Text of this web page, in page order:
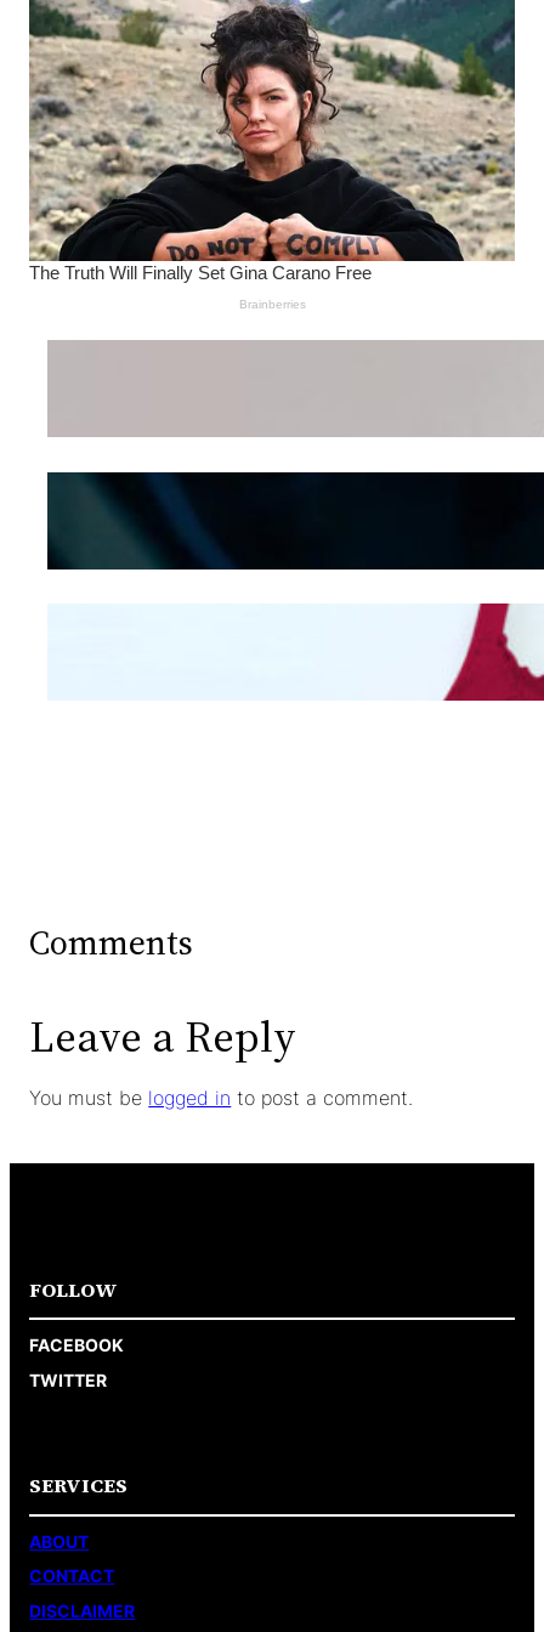
Wanita Pamer Pakaian
Kepribadian
Mengintip Kepribadian
Wanita Dari Warna Bra
Comments
Leave a Reply
You must be logged in to post a comment.
FOLLOW
FACEBOOK
TWITTER
SERVICES
ABOUT
CONTACT
DISCLAIMER